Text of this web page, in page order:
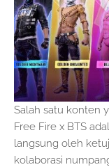
Salah satu konten
Free Fire x BTS
langsung oleh
kolaborasi